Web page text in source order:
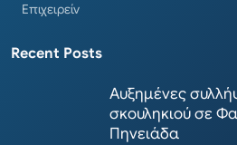
Επιχειρείν
Recent Posts
Αυξημένες
σκουληκιού σε
Πηνειάδα